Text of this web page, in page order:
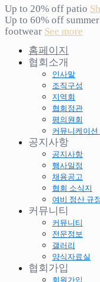
Up to 20% off patio
Up to 60% off summer
footwear See more
홈페이지
협회소개
인사말
조직구성
지역회
협회정관
평의원회
커뮤니케이션
공지사항
공지사항
행사일정
채용공고
협회 소식지
여비 정산 규정
커뮤니티
커뮤니티
전문정보
갤러리
양식자료실
협회가입
회원가입